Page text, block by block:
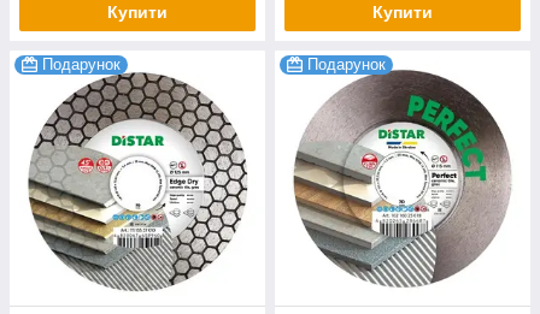
Купити Купити
Подарунок Подарунок